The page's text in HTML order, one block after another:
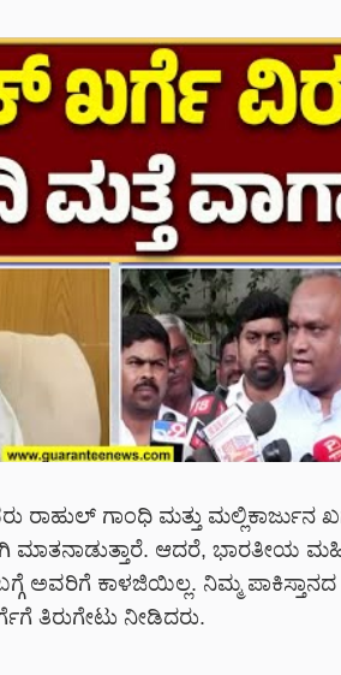
ರಾಹುಲ್ ಗಾಂಧಿ ಮತ್ತು
ಮಾತನಾಡುತ್ತಾರೆ. ಆದರೆ, ಭಾರತೀಯ
ಕಾಳಜಿಯಿಲ್ಲ. ನಿಮ್ಮ ಪಾಕಿಸ್ತಾನದ
ತಿರುಗೇಟು ನೀಡಿದರು.